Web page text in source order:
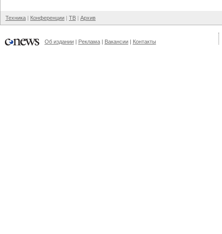
Техника Конференции ТВ Архив
Об издании Реклама Вакансии Контакты